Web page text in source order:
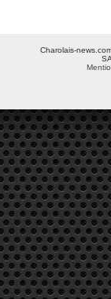
Charolais-